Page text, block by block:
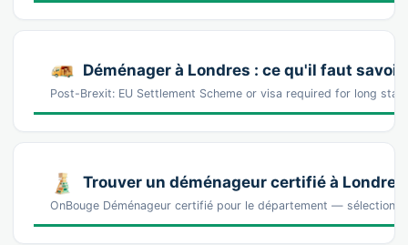
Déménager à Londres : ce qu'il faut savoir
Post-Brexit: EU Settlement Scheme or visa required for long
Trouver un déménageur certifié à Londres
OnBouge Déménageur certifié pour le département —